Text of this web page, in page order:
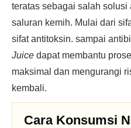
teratas sebagai salah solusi
saluran kemih. Mulai dari
sifat antitoksin. sampai
Juice dapat membantu
maksimal dan mengurangi
kembali.
Cara Konsumsi